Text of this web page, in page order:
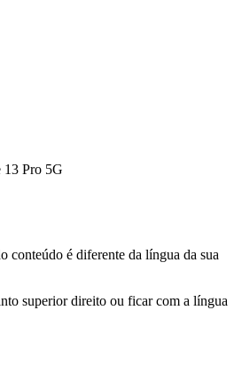
Pro 5G
conteúdo é diferente da língua da sua
superior direito ou ficar com a língua